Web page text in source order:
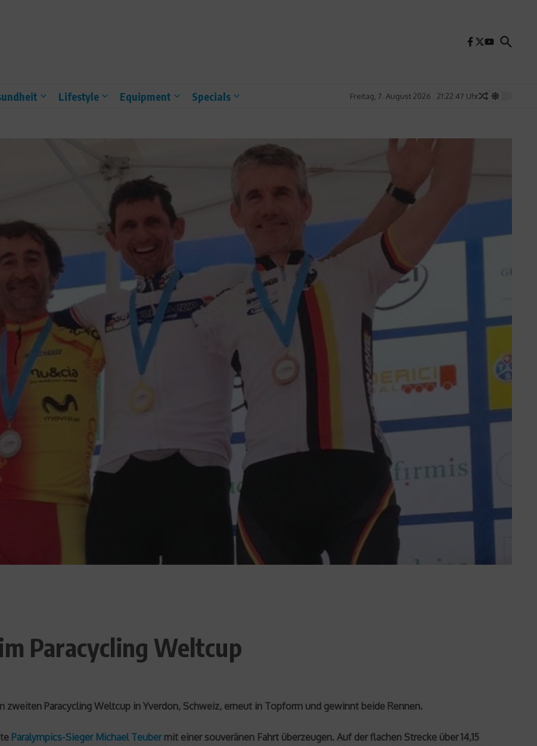
Lifestyle Equipment Specials Freitag, 7. August 2026 21:22:49 Uhr
Paracycling Weltcup
zweiten Paracycling Weltcup in Yverdon, Schweiz, erneut in Topform und gewinnt beide Rennen.
Paralympics-Sieger Michael Teubermit einer souveränen Fahrt überzeugen. Auf der flachen Strecke über 14,15